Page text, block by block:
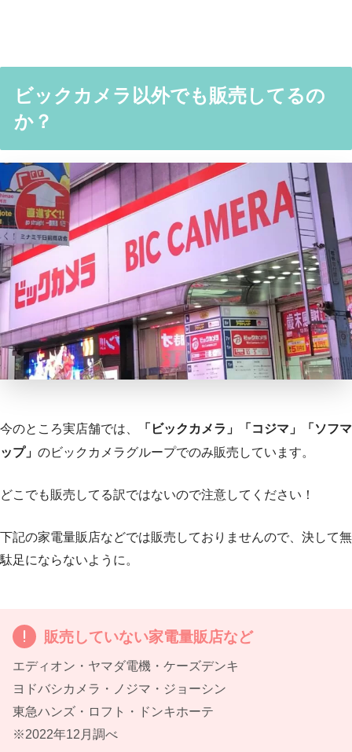
ビックカメラ以外でも販売してるの
か？
今のところ実店舗では、
「ビックカメラ」「コジマ」「ソフマ
ップ」 のビックカメラグループでのみ販売しています。
どこでも販売してる訳ではないので注意してください！
下記の家電量販店などでは販売しておりませんので、決して無
駄足にならないように。
販売していない家電量販店など
エディオン・ヤマダ電機・ケーズデンキ
ヨドバシカメラ・ノジマ・ジョーシン
東急ハンズ・ロフト・ドンキホーテ
※2022年12月調べ